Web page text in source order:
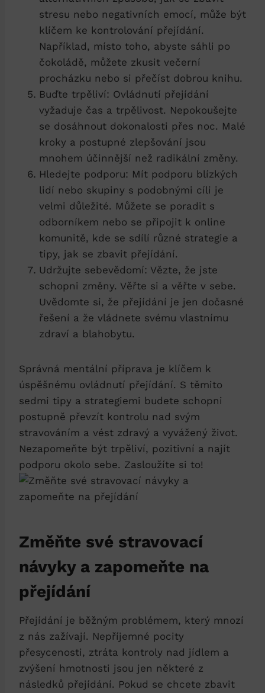
stresu nebo negativních ⁤emocí, může být
klíčem ke kontrolování přejídání.
Například, místo toho, abyste sáhli po
čokoládě, můžete zkusit večerní
procházku nebo ⁤si přečíst dobrou knihu.
Buďte trpěliví: Ovládnutí přejídání
vyžaduje čas ‍a⁣ trpělivost. Nepokoušejte
se dosáhnout dokonalosti přes noc. Malé
kroky a postupné zlepšování jsou
mnohem účinnější než radikální změny.
Hledejte podporu: ⁤Mít podporu blízkých
lidí nebo skupiny s⁤ podobnými cíli je
velmi důležité. Můžete se poradit s
odborníkem nebo se připojit k online
komunitě, kde se sdílí různé strategie a
tipy, ⁤jak se zbavit přejídání.
Udržujte sebevědomí: Vězte, že⁣ jste
schopni změny. Věřte si a věřte v sebe.
Uvědomte si, že přejídání je jen dočasné
řešení a že vládnete svému vlastnímu
zdraví ⁤a blahobytu.
Správná mentální příprava je klíčem k
úspěšnému ovládnutí přejídání. S těmito
sedmi ⁤tipy a strategiemi budete schopni
postupně převzít kontrolu nad svým
stravováním a vést zdravý a vyvážený život.
Nezapomeňte být trpěliví, pozitivní a⁤ najít
podporu okolo sebe. ⁣Zasloužíte si to!
Změňte své stravovací
návyky a zapomeňte na​
přejídání
Přejídání je ​běžným problémem,⁤ který mnozí
z ⁢nás zažívají. ⁤Nepříjemné pocity
přesycenosti, ztráta kontroly nad jídlem a
zvýšení hmotnosti jsou jen některé z
následků přejídání. Pokud se chcete zbavit